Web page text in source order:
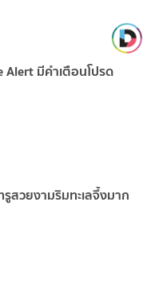
Alert มีคำเตือนโปรด
รูสวยงามริมทะเลจึ้งมาก